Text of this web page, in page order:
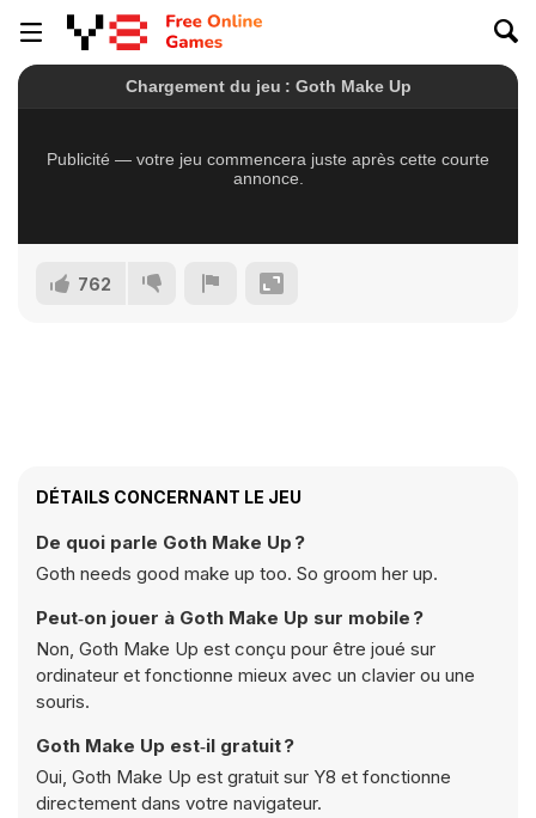
762
DÉTAILS CONCERNANT LE JEU
De quoi parle Goth Make Up ?
Goth needs good make up too. So groom her up.
Peut‑on jouer à Goth Make Up sur mobile ?
Non, Goth Make Up est conçu pour être joué sur
ordinateur et fonctionne mieux avec un clavier ou une
souris.
Goth Make Up est‑il gratuit ?
Oui, Goth Make Up est gratuit sur Y8 et fonctionne
directement dans votre navigateur.